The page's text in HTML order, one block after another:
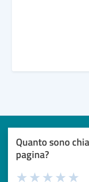
Quanto sono
pagina?